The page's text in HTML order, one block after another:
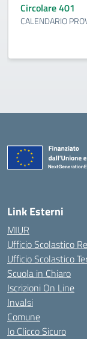
Circolare 401
CALENDARIO
Link Esterni
MIUR
Ufficio Scolastico
Ufficio Scolastico
Scuola in Chiaro
Iscrizioni On Line
Invalsi
Comune
Io Clicco Sicuro